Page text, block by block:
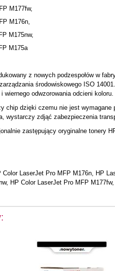
M177fw,
M176n,
M175nw,
M175a
z nowych podzespołów w
środowiskowego ISO
wiernego odwzorowania odcieni koloru.
chip dzięki czemu nie jest wymagane
wystarczy zdjąć zabezpieczenia
zastępujący oryginalne tonery
Color LaserJet Pro MFP M176n, HP
HP Color LaserJet Pro MFP